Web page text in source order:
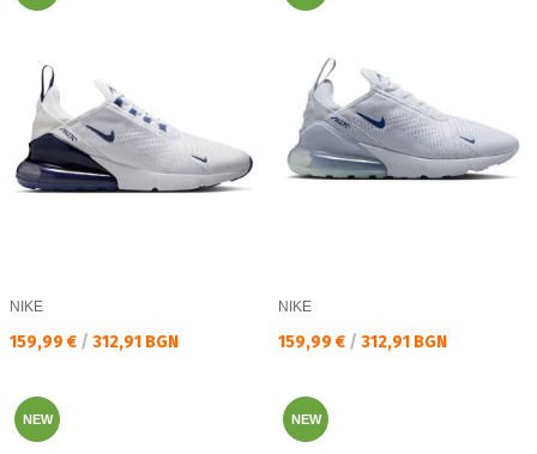
NIKE
Текуща цена:
159,99 € / 312,91 BGN
NIKE
Текуща цена:
159,99 € / 312,91 BGN
NEW NEW